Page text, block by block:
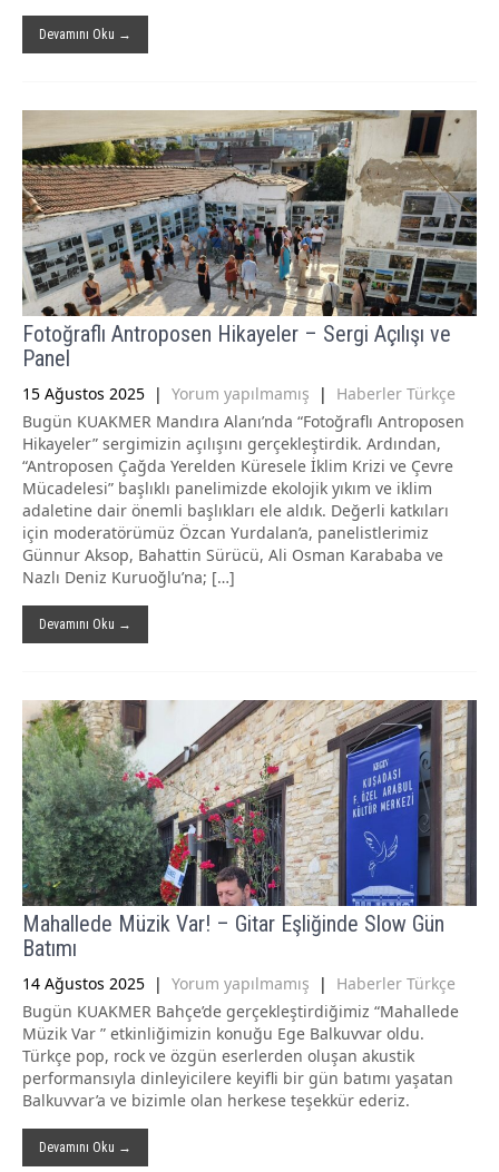
Devamını Oku →
Fotoğraflı Antroposen Hikayeler – Sergi Açılışı ve
Panel
15 Ağustos 2025 | Yorum yapılmamış | Haberler Türkçe
Bugün KUAKMER Mandıra Alanı’nda “Fotoğraflı Antroposen
Hikayeler” sergimizin açılışını gerçekleştirdik. Ardından,
“Antroposen Çağda Yerelden Küresele İklim Krizi ve Çevre
Mücadelesi” başlıklı panelimizde ekolojik yıkım ve iklim
adaletine dair önemli başlıkları ele aldık. Değerli katkıları
için moderatörümüz Özcan Yurdalan’a, panelistlerimiz
Günnur Aksop, Bahattin Sürücü, Ali Osman Karababa ve
Nazlı Deniz Kuruoğlu’na; […]
Devamını Oku →
Mahallede Müzik Var! – Gitar Eşliğinde Slow Gün
Batımı
14 Ağustos 2025 | Yorum yapılmamış | Haberler Türkçe
Bugün KUAKMER Bahçe’de gerçekleştirdiğimiz “Mahallede
Müzik Var ” etkinliğimizin konuğu Ege Balkuvvar oldu.
Türkçe pop, rock ve özgün eserlerden oluşan akustik
performansıyla dinleyicilere keyifli bir gün batımı yaşatan
Balkuvvar’a ve bizimle olan herkese teşekkür ederiz.
Devamını Oku →